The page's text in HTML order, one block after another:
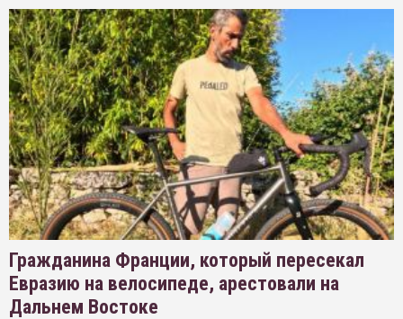
Гражданина Франции, который пересекал
Евразию на велосипеде, арестовали на
Дальнем Востоке